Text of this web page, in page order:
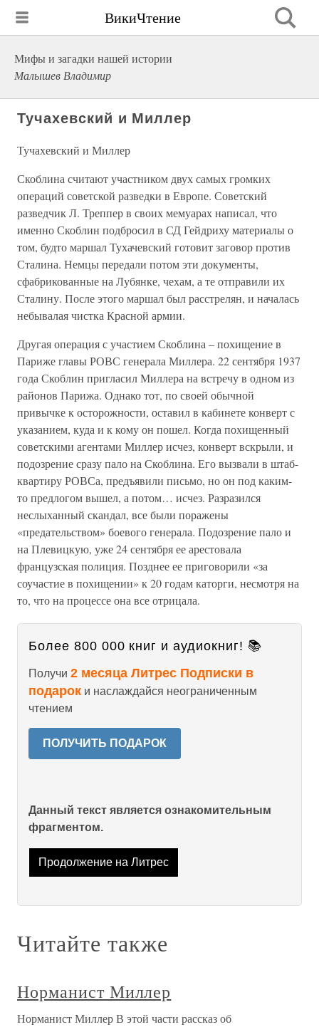
ВикиЧтение
Мифы и загадки нашей истории
Малышев Владимир
Тучахевский и Миллер
Тучахевский и Миллер
Скоблина считают участником двух самых громких
операций советской разведки в Европе. Советский
разведчик Л. Треппер в своих мемуарах написал, что
именно Скоблин подбросил в СД Гейдриху материалы о
том, будто маршал Тухачевский готовит заговор против
Сталина. Немцы передали потом эти документы,
сфабрикованные на Лубянке, чехам, а те отправили их
Сталину. После этого маршал был расстрелян, и началась
небывалая чистка Красной армии.
Другая операция с участием Скоблина – похищение в
Париже главы РОВС генерала Миллера. 22 сентября 1937
года Скоблин пригласил Миллера на встречу в одном из
районов Парижа. Однако тот, по своей обычной
привычке к осторожности, оставил в кабинете конверт с
указанием, куда и к кому он пошел. Когда похищенный
советскими агентами Миллер исчез, конверт вскрыли, и
подозрение сразу пало на Скоблина. Его вызвали в штаб-
квартиру РОВСа, предъявили письмо, но он под каким-
то предлогом вышел, а потом… исчез. Разразился
неслыханный скандал, все были поражены
«предательством» боевого генерала. Подозрение пало и
на Плевицкую, уже 24 сентября ее арестовала
французская полиция. Позднее ее приговорили «за
соучастие в похищении» к 20 годам каторги, несмотря на
то, что на процессе она все отрицала.
Более 800 000 книг и аудиокниг! 📚
Получи 2 месяца Литрес Подписки в
подарок и наслаждайся неограниченным
чтением
ПОЛУЧИТЬ ПОДАРОК
Данный текст является ознакомительным
фрагментом.
Продолжение на Литрес
Читайте также
Норманист Миллер
Норманист Миллер В этой части рассказ об